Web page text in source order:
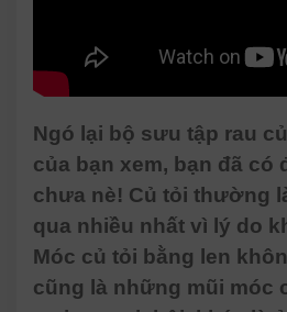
Ngó lại bộ sưu tập rau
của bạn xem, bạn đã có
chưa nè! Củ tỏi thường
qua nhiều nhất vì lý do
Móc củ tỏi bằng len
cũng là những mũi móc